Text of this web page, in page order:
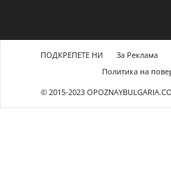
ПОДКРЕПЕТЕ НИ За Реклама
Политика на
© 2015-2023